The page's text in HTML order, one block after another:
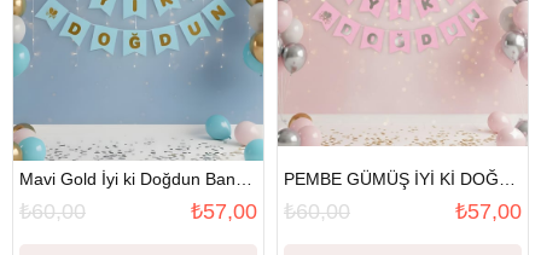
₺57,00
₺60,00 ₺57,00
₺60,00